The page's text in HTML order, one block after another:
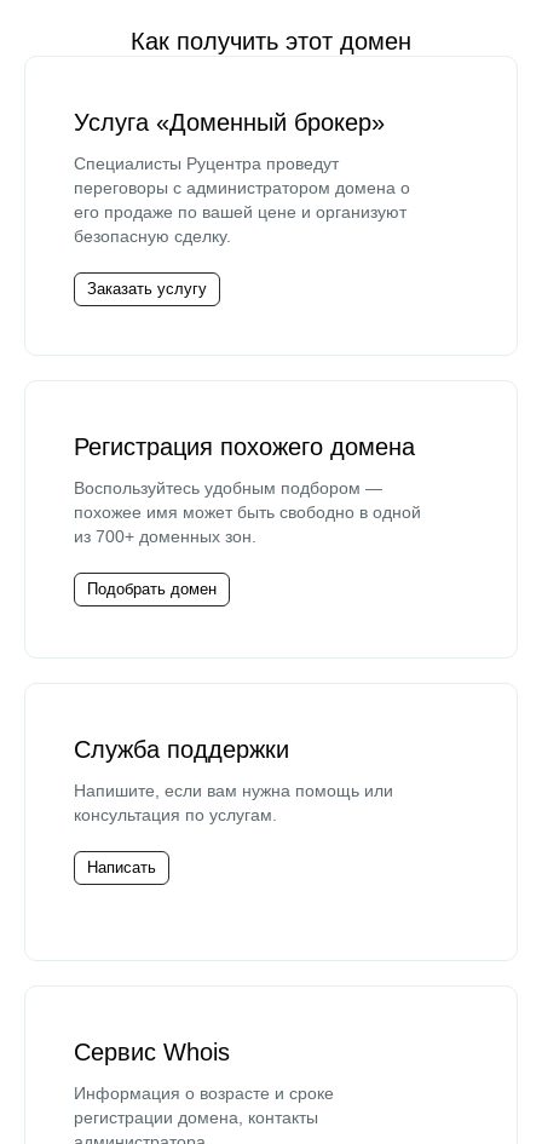
Как получить этот домен
Услуга «Доменный брокер»
Специалисты Руцентра проведут
переговоры с администратором домена о
его продаже по вашей цене и организуют
безопасную сделку.
Заказать услугу
Регистрация похожего домена
Воспользуйтесь удобным подбором —
похожее имя может быть свободно в одной
из 700+ доменных зон.
Подобрать домен
Служба поддержки
Напишите, если вам нужна помощь или
консультация по услугам.
Написать
Сервис Whois
Информация о возрасте и сроке
регистрации домена, контакты